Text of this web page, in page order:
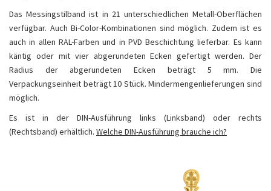
Das Messingstilband ist in 21 unterschiedlichen Metall-Oberflächen
verfügbar. Auch Bi-Color-Kombinationen sind möglich. Zudem ist es
auch in allen RAL-Farben und in PVD Beschichtung lieferbar. Es kann
käntig oder mit vier abgerundeten Ecken gefertigt werden. Der
Radius der abgerundeten Ecken beträgt 5 mm. Die
Verpackungseinheit beträgt 10 Stück. Mindermengenlieferungen sind
möglich.
Es ist in der DIN-Ausführung links (Linksband) oder rechts
(Rechtsband) erhältlich. Welche DIN-Ausführung brauche ich?